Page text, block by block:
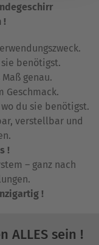
!
benötigst.
genau.
Geschmack.
du sie benötigst.
verstellbar und
!
– ganz nach
!
ALLES sein !